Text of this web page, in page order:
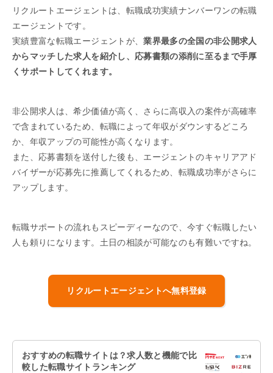
リクルートエージェントは、転職成功実績ナンバーワンの転職
エージェントです。
実績豊富な転職エージェントが、業界最多の全国の非公開求人
からマッチした求人を紹介し、応募書類の添削に至るまで手厚
くサポートしてくれます。
非公開求人は、希少価値が高く、さらに高収入の案件が高確率
で含まれているため、転職によって年収がダウンするどころ
か、年収アップの可能性が高くなります。
また、応募書類を送付した後も、エージェントのキャリアアド
バイザーが応募先に推薦してくれるため、転職成功率がさらに
アップします。
転職サポートの流れもスピーディーなので、今すぐ転職したい
人も頼りになります。土日の相談が可能なのも有難いですね。
リクルートエージェントへ無料登録
おすすめの転職サイトは？求人数と機能で比
較した転職サイトランキング